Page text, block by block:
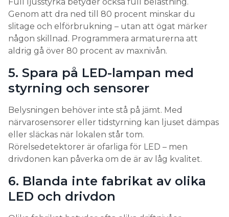
Men åter till Anders Thuvesson, som istället för att
skylla på armaturen, sett till att informera sig om
vad för alternativ det finns. Vad blev det för lösning
på problemet?
– Det slutade med att det inte blev Hide-a-lite utan
don från ett annat fabrikat, så får vi se om det
har jag ingen åsikt om, det är upp till tillverkarna,
säger han.
Full ljusstyrka betyder också full belastning.
Genom att dra ned till 80 procent minskar du
slitage och elförbrukning – utan att ögat märker
någon skillnad. Programmera armaturerna att
aldrig gå över 80 procent av maxnivån.
5. Spara på LED-lampan med
styrning och sensorer
Belysningen behöver inte stå på jämt. Med
närvarosensorer eller tidstyrning kan ljuset dämpas
eller släckas när lokalen står tom.
Rörelsedetektorer är ofarliga för LED – men
drivdonen kan påverka om de är av låg kvalitet.
6. Blanda inte fabrikat av olika
LED och drivdon